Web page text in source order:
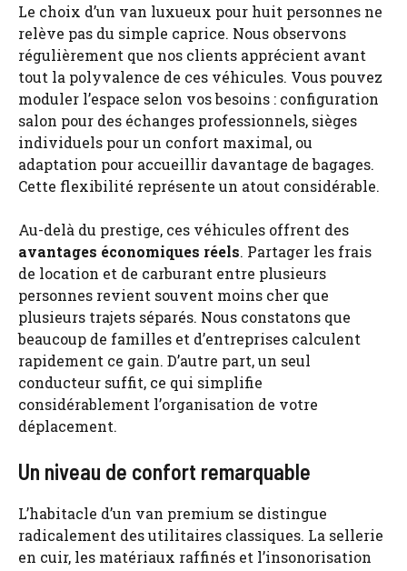
Le choix d’un van luxueux pour huit personnes ne
relève pas du simple caprice. Nous observons
régulièrement que nos clients apprécient avant
tout la polyvalence de ces véhicules. Vous pouvez
moduler l’espace selon vos besoins : configuration
salon pour des échanges professionnels, sièges
individuels pour un confort maximal, ou
adaptation pour accueillir davantage de bagages.
Cette flexibilité représente un atout considérable.
Au-delà du prestige, ces véhicules offrent des
avantages économiques réels. Partager les frais
de location et de carburant entre plusieurs
personnes revient souvent moins cher que
plusieurs trajets séparés. Nous constatons que
beaucoup de familles et d’entreprises calculent
rapidement ce gain. D’autre part, un seul
conducteur suffit, ce qui simplifie
considérablement l’organisation de votre
déplacement.
Un niveau de confort remarquable
L’habitacle d’un van premium se distingue
radicalement des utilitaires classiques. La sellerie
en cuir, les matériaux raffinés et l’insonorisation